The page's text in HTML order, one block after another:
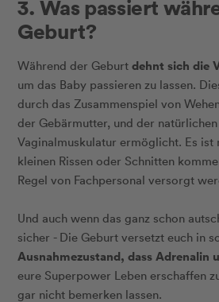
3. Was passiert
Geburt?
Während der Geburt dehnt sich die
um das Baby passieren zu lassen.
durch das Zusammenspiel von
der Gebärmutter, und der
Vaginalmuskulatur ermöglicht. Es ist
kleinen Rissen oder Schnitten
Regel von Fachpersonal versorgt
Und auch wenn das ganz schon
sicher - Die Geburt versetzt euch in
Ausnahmezustand, dass Adrenalin
eure Superpower Leben erschaffen
gar nicht bemerken lassen.